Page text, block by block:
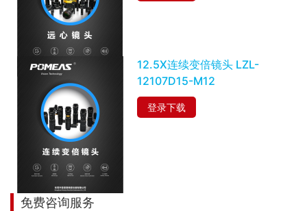
12.5X连续变倍镜头 LZL-
12107D15-M12
登录下载
免费咨询服务